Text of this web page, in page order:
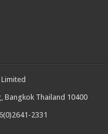
Bangkok Thailand 10400
2331